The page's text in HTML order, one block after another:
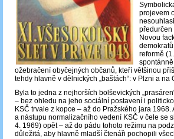
projevem
předurčen
Novou
reformě
ožebračení obyčejných občanů, kteří většinou
tehdy hlavně v dělnických „baštách“: v Plzni a na
Byla to jedna z nejhorších bolševických
– bez ohledu na jeho sociální postavení i
KSČ trvale z kopce – až do Pražského jara
a nástupu normalizačního vedení KSČ v čele se
4. 1969) opět – až do pádu tohoto režimu na
důležitá, aby hlavně mladší čtenáři pochopili